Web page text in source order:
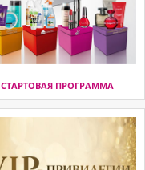
СТАРТОВАЯ ПРОГРАММА